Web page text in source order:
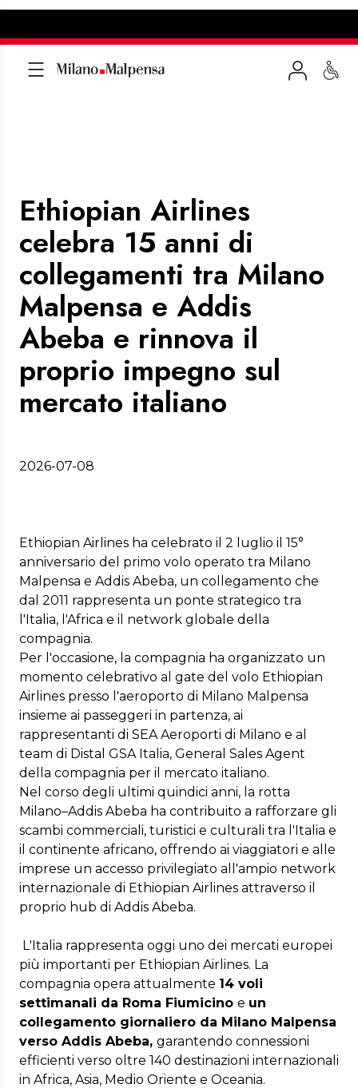
Ethiopian Airlines
celebra 15 anni di
collegamenti tra Milano
Malpensa e Addis
Abeba e rinnova il
proprio impegno sul
mercato italiano
2026-07-08
Ethiopian Airlines ha celebrato il 2 luglio il 15°
anniversario del primo volo operato tra Milano
Malpensa e Addis Abeba, un collegamento che
dal 2011 rappresenta un ponte strategico tra
l'Italia, l'Africa e il network globale della
compagnia.
Per l'occasione, la compagnia ha organizzato un
momento celebrativo al gate del volo Ethiopian
Airlines presso l'aeroporto di Milano Malpensa
insieme ai passeggeri in partenza, ai
rappresentanti di SEA Aeroporti di Milano e al
team di Distal GSA Italia, General Sales Agent
della compagnia per il mercato italiano.
Nel corso degli ultimi quindici anni, la rotta
Milano–Addis Abeba ha contribuito a rafforzare gli
scambi commerciali, turistici e culturali tra l'Italia e
il continente africano, offrendo ai viaggiatori e alle
imprese un accesso privilegiato all'ampio network
internazionale di Ethiopian Airlines attraverso il
proprio hub di Addis Abeba.
L'Italia rappresenta oggi uno dei mercati europei
più importanti per Ethiopian Airlines. La
compagnia opera attualmente 14 voli
settimanali da Roma Fiumicino e un
collegamento giornaliero da Milano Malpensa
verso Addis Abeba, garantendo connessioni
efficienti verso oltre 140 destinazioni internazionali
in Africa, Asia, Medio Oriente e Oceania.